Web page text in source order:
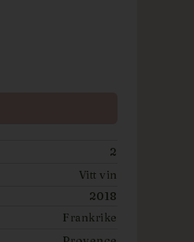
2
Vitt vin
2018
Frankrike